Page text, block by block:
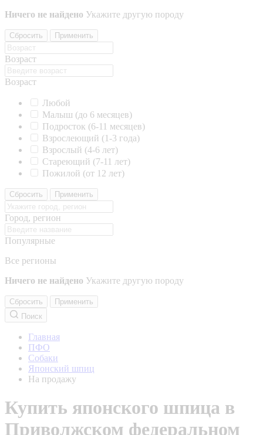
Ничего не найдено Укажите другую породу
Сбросить Применить
Возраст
Возраст
Любой
Малыш (до 6 месяцев)
Подросток (6-11 месяцев)
Взрослеющий (1-3 года)
Взрослый (4-6 лет)
Стареющий (7-11 лет)
Пожилой (от 12 лет)
Сбросить Применить
Город, регион
Популярные
Все регионы
Ничего не найдено Укажите другую породу
Сбросить
Применить
Поиск
Главная
ПФО
Собаки
Японский шпиц
На продажу
Купить японского шпица в
Приволжском федеральном